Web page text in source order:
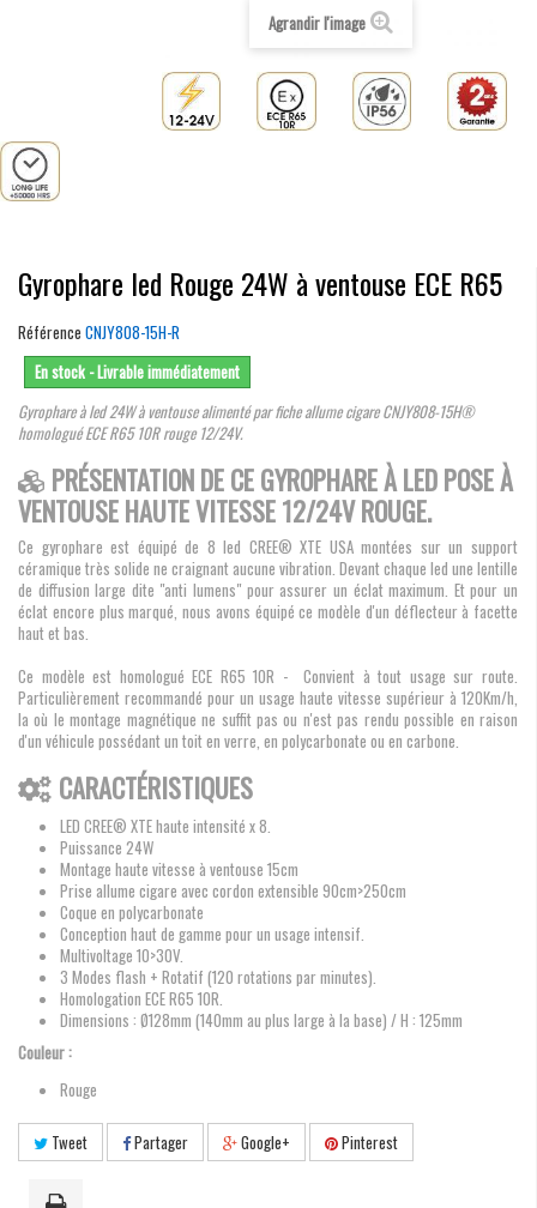
Agrandir l'image
Gyrophare led Rouge 24W à ventouse ECE R65
Référence CNJY808-15H-R
En stock - Livrable immédiatement
Gyrophare à led 24W à ventouse alimenté par fiche allume cigare CNJY808-15H®
homologué ECE R65 10R rouge 12/24V.
PRÉSENTATION DE CE GYROPHARE À LED POSE À
VENTOUSE HAUTE VITESSE 12/24V ROUGE.
Ce gyrophare est équipé de 8 led CREE® XTE USA montées sur un support
céramique très solide ne craignant aucune vibration. Devant chaque led une lentille
de diffusion large dite "anti lumens" pour assurer un éclat maximum. Et pour un
éclat encore plus marqué, nous avons équipé ce modèle d'un déflecteur à facette
haut et bas.
Ce modèle est homologué ECE R65 10R - Convient à tout usage sur route.
Particulièrement recommandé pour un usage haute vitesse supérieur à 120Km/h,
la où le montage magnétique ne suffit pas ou n'est pas rendu possible en raison
d'un véhicule possédant un toit en verre, en polycarbonate ou en carbone.
CARACTÉRISTIQUES
LED CREE® XTE haute intensité x 8.
Puissance 24W
Montage haute vitesse à ventouse 15cm
Prise allume cigare avec cordon extensible 90cm>250cm
Coque en polycarbonate
Conception haut de gamme pour un usage intensif.
Multivoltage 10>30V.
3 Modes flash + Rotatif (120 rotations par minutes).
Homologation ECE R65 10R.
Dimensions : Ø128mm (140mm au plus large à la base) / H : 125mm
Couleur :
Rouge
Tweet Partager Google+ Pinterest